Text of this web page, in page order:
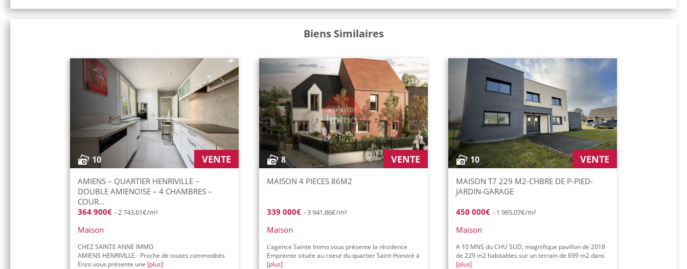
Biens Similaires
10 VENTE
AMIENS – QUARTIER HENRIVILLE –
DOUBLE AMIENOISE – 4 CHAMBRES –
COUR...
364 900€ - 2 743,61€/m²
Maison
CHEZ SAINTE ANNE IMMO
AMIENS HENRIVILLE - Proche de toutes commodités
Enzo vous présente une [plus]
8 VENTE
MAISON 4 PIECES 86M2
339 000€ - 3 941,86€/m²
Maison
L'agence Sainte Immo vous présente la résidence
Empreinte située au coeur du quartier Saint-Honoré à
[plus]
10 VENTE
MAISON T7 229 M2-CHBRE DE P-PIED-
JARDIN-GARAGE
450 000€ - 1 965,07€/m²
Maison
A 10 MNS du CHU SUD, magnifique pavillon de 2018
de 229 m2 habitables sur un terrain de 699 m2 dans
[plus]